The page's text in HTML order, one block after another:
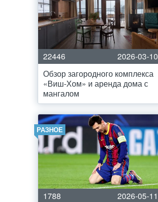
22446
2026-03-10
Обзор загородного комплекса
«Виш-Хом» и аренда дома с
мангалом
РАЗНОЕ
1788
2026-05-11